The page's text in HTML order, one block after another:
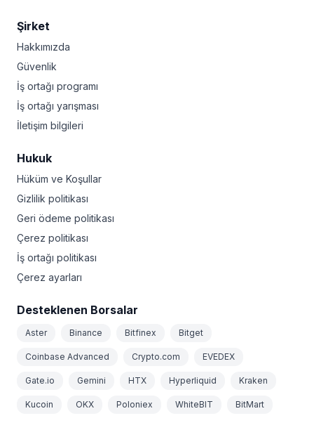
Şirket
Hakkımızda
Güvenlik
İş ortağı programı
İş ortağı yarışması
İletişim bilgileri
Hukuk
Hüküm ve Koşullar
Gizlilik politikası
Geri ödeme politikası
Çerez politikası
İş ortağı politikası
Çerez ayarları
Desteklenen Borsalar
Aster Binance Bitfinex Bitget
Coinbase Advanced Crypto.com EVEDEX
Gate.io Gemini HTX Hyperliquid Kraken
Kucoin OKX Poloniex WhiteBIT BitMart